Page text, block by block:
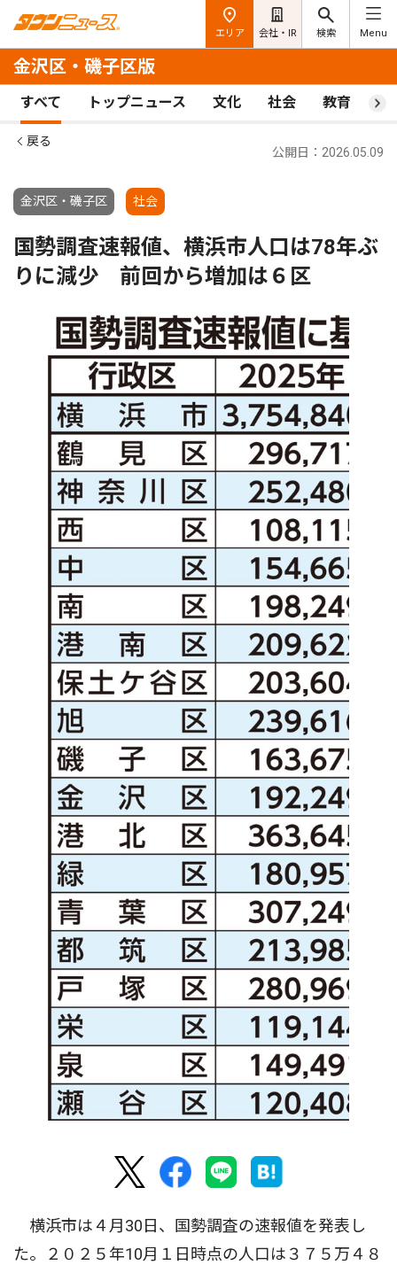
エリア 会社・IR 検索 Menu
金沢区・磯子区版
すべて トップニュース 文化 社会 教育 ス
戻る
金沢区・磯子区 社会
公開日：2026.05.09
国勢調査速報値、横浜市人口は78年ぶ
りに減少 前回から増加は６区
横浜市は４月30日、国勢調査の速報値を発表し
た。２０２５年10月１日時点の人口は３７５万４８